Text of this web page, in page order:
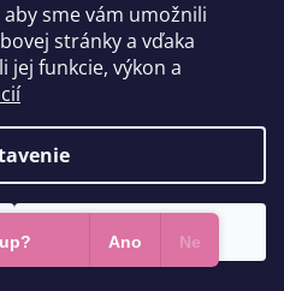
sme vám umožnili
stránky a vďaka
jej funkcie, výkon a
Súhlasím
Ano Ne